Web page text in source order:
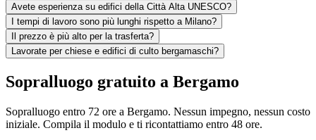
Avete esperienza su edifici della Città Alta UNESCO?
I tempi di lavoro sono più lunghi rispetto a Milano?
Il prezzo è più alto per la trasferta?
Lavorate per chiese e edifici di culto bergamaschi?
Sopralluogo gratuito a Bergamo
Sopralluogo entro 72 ore a Bergamo. Nessun impegno, nessun costo
iniziale. Compila il modulo e ti ricontattiamo entro 48 ore.